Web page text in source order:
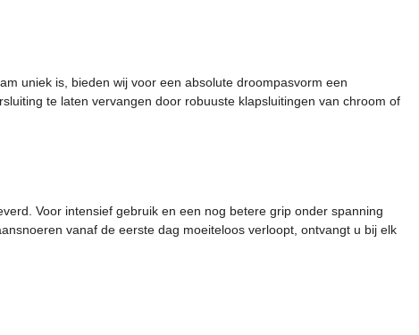
uniek is, bieden wij voor een absolute droompasvorm een
te laten vervangen door robuuste klapsluitingen van chroom of
Voor intensief gebruik en een nog betere grip onder spanning
vanaf de eerste dag moeiteloos verloopt, ontvangt u bij elk